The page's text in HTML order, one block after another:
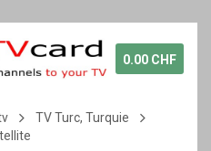
0.00 CHF
TV Turc, Turquie